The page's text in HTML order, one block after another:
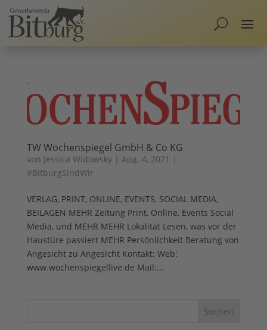
TW Wochenspiegel GmbH & Co KG
von Jessica Widowsky| Aug. 4, 2021 |
#BitburgSindWir
VERLAG, PRINT, ONLINE, EVENTS, SOCIAL MEDIA,
BEILAGEN MEHR Zeitung Print, Online, Events Social
Media, und MEHR MEHR Lokalität Lesen, was vor der
Haustüre passiert MEHR Persönlichkeit Beratung von
Angesicht zu Angesicht Kontakt: Web:
www.wochenspiegellive.de Mail:...